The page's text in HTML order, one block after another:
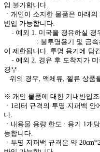
입 불가합니다.
ㆍ개인이 소지한 물품은 아래
반입 가능합니다.
- 예외 1. 미국을 경유하실 경
: 불투명용기 및 금속용기
이 제한됩니다. 투명 용기에 담
- 예외 2. 경유 후 도착지가 미
경우
위의 경우, 액체류, 젤류 상품
※ 개인 물품에 대한 기내반입조
ㆍ1리터 규격의 투명 지퍼백
다.
ㆍ내용물 용량 한도 : 용기 1개
능합니다.
ㆍ투명 지퍼백 규격은 약